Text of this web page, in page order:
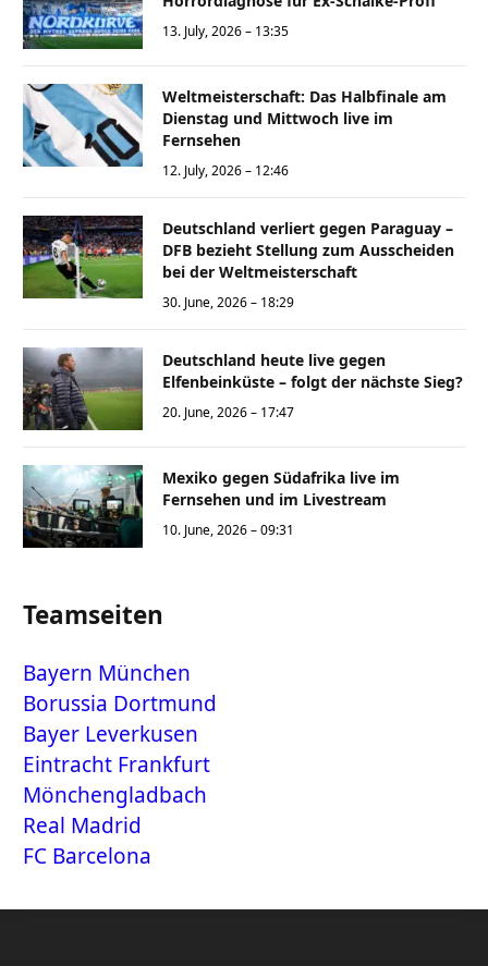
13. July, 2026 – 13:35
Weltmeisterschaft: Das Halbfinale am
Dienstag und Mittwoch live im
Fernsehen
12. July, 2026 – 12:46
Deutschland verliert gegen Paraguay –
DFB bezieht Stellung zum Ausscheiden
bei der Weltmeisterschaft
30. June, 2026 – 18:29
Deutschland heute live gegen
Elfenbeinküste – folgt der nächste Sieg?
20. June, 2026 – 17:47
Mexiko gegen Südafrika live im
Fernsehen und im Livestream
10. June, 2026 – 09:31
Teamseiten
Bayern München
Borussia Dortmund
Bayer Leverkusen
Eintracht Frankfurt
Mönchengladbach
Real Madrid
FC Barcelona